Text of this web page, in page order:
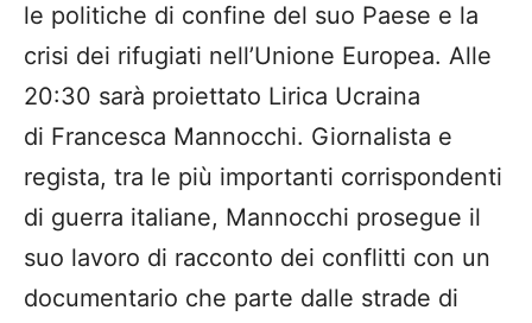
le politiche di confine del suo Paese e la
crisi dei rifugiati nell’Unione Europea. Alle
20:30 sarà proiettato Lirica Ucraina
di Francesca Mannocchi. Giornalista e
regista, tra le più importanti corrispondenti
di guerra italiane, Mannocchi prosegue il
suo lavoro di racconto dei conflitti con un
documentario che parte dalle strade di